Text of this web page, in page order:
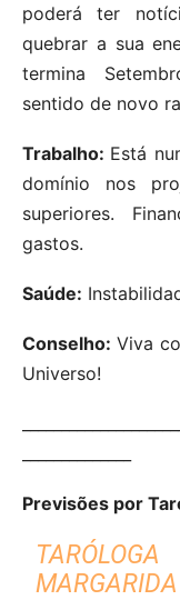
poderá ter
quebrar a sua
termina
sentido de novo
Trabalho: Está
domínio nos
superiores.
gastos.
Saúde:
Conselho: Viva
Universo!
Previsões por